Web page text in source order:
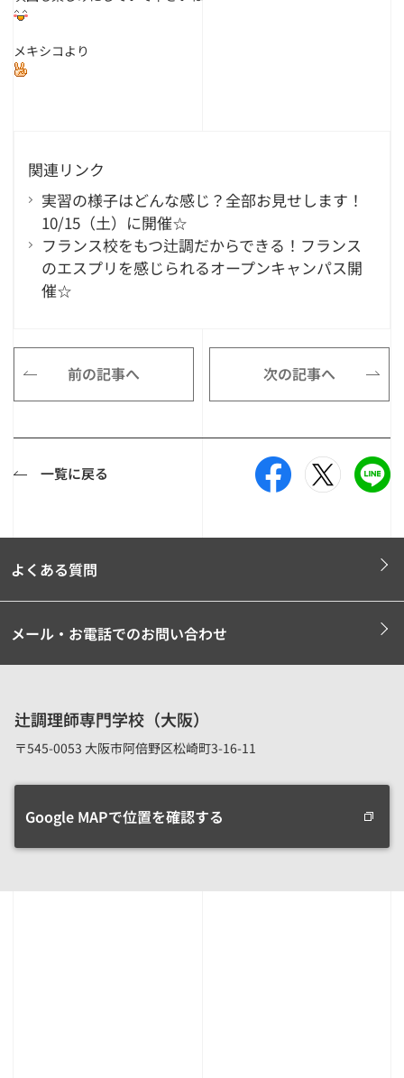
メキシコより
関連リンク
実習の様子はどんな感じ？全部お見せします！
10/15（土）に開催☆
フランス校をもつ辻調だからできる！フランス
のエスプリを感じられるオープンキャンパス開
催☆
前の記事へ 次の記事へ
一覧に戻る
よくある質問
メール・お電話でのお問い合わせ
辻調理師専門学校（大阪）
〒545-0053 大阪市阿倍野区松崎町3-16-11
Google MAPで位置を確認する